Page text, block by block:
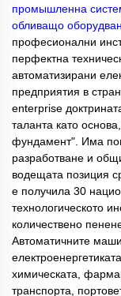
промышленна
обливащо
професионални
перфектна
автоматизирани
предприятия в
enterprise
таланта като
фундамент". Има
разработване и
водещата позиция
е получила 30
технологическото
количествено
Автоматичните
химическата,
транспорта,